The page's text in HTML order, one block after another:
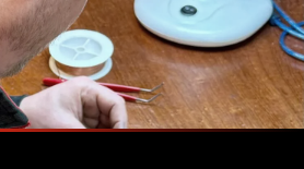
BEL DIRECT